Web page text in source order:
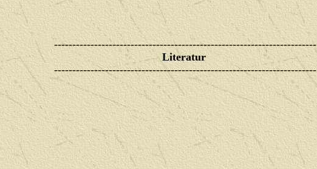
------------------------------------------------------------------------
Literatur
------------------------------------------------------------------------